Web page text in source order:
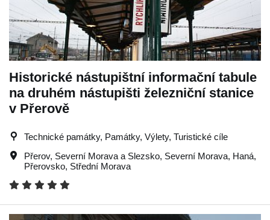
Historické nástupištní informační tabule
na druhém nástupišti železniční stanice
v Přerově
Technické památky, Památky, Výlety, Turistické cíle
Přerov, Severní Morava a Slezsko, Severní Morava, Haná,
Přerovsko, Střední Morava